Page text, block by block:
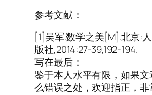
参考文献：
[1]吴军.数学之美[M].北京:
版社,2014:27-39,192-194.
写在最后：
鉴于本人水平有限，如果
么错误之处，欢迎指正，非